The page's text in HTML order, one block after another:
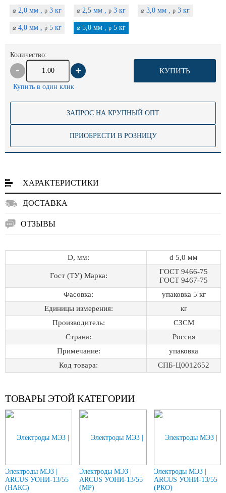
⌀ 2,0 мм , p 3 кг ⌀ 2,5 мм , p 3 кг ⌀ 3,0 мм , p 3 кг
⌀ 4,0 мм , p 5 кг ⌀ 5,0 мм , p 5 кг
Количество:
КУПИТЬ
Купить в один клик
ЗАПРОС НА КРУПНЫЙ ОПТ
ПРИОБРЕСТИ В РОЗНИЦУ
ХАРАКТЕРИСТИКИ
ДОСТАВКА
ОТЗЫВЫ
D, мм: d 5,0 мм
Гост (ТУ) Марка:
ГОСТ 9466-75
ГОСТ 9467-75
Фасовка:
упаковка 5 кг
Единицы измерения:
кг
Производитель:
СЗСМ
Страна:
Россия
Примечание:
упаковка
Код товара:
СПБ-Ц0012652
ТОВАРЫ ЭТОЙ КАТЕГОРИИ
Электроды МЭЗ |
ARCUS УОНИ-13/55
(НАКС)
Электроды МЭЗ |
ARCUS УОНИ-13/55
(МР)
Электроды МЭЗ |
ARCUS УОНИ-13/55
(РКО)